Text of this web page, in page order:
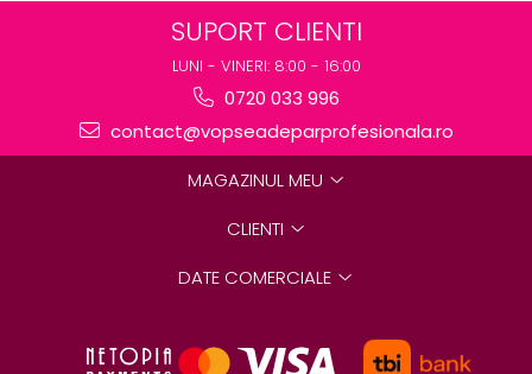
SUPORT CLIENTI
LUNI - VINERI: 8:00 - 16:00
0720 033 996
contact@vopseadeparprofesionala.ro
MAGAZINUL MEU
CLIENTI
DATE COMERCIALE